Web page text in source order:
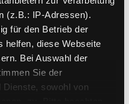
(z.B.: IP-Adressen).
für den Betrieb der
helfen, diese Webseite
Bei Auswahl der
Sie der
Dienste, sowohl von
Ernährung
Kinderbuch
verboten!
Andreas